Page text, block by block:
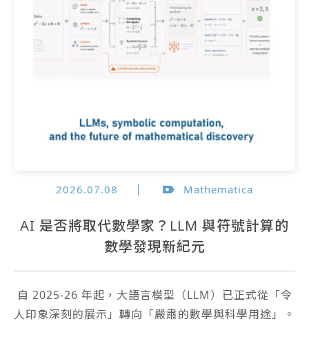
2026.07.08 Mathematica
AI 是否將取代數學家？LLM 與符號計算的
數學發現新紀元
自 2025-26 年起，大語言模型（LLM）已正式從「令
人印象深刻的展示」轉向「嚴肅的數學與科學用途」。